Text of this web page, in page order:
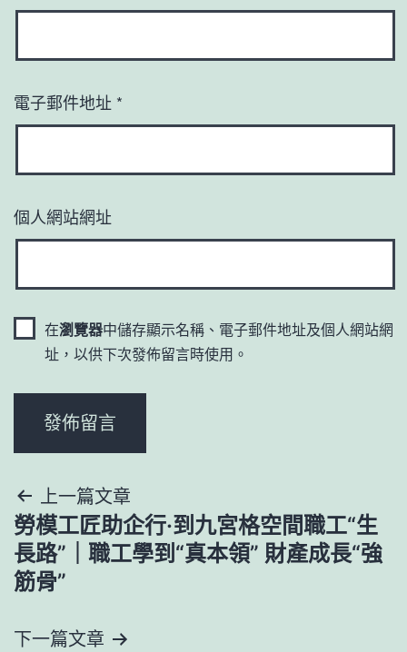
電子郵件地址 *
個人網站網址
在瀏覽器中儲存顯示名稱、電子郵件地址及個人網站網
址，以供下次發佈留言時使用。
文
章
導
覽
上一篇文章
勞模工匠助企行·到九宮格空間職工“生
長路”｜職工學到“真本領” 財產成長“強
筋骨”
下一篇文章